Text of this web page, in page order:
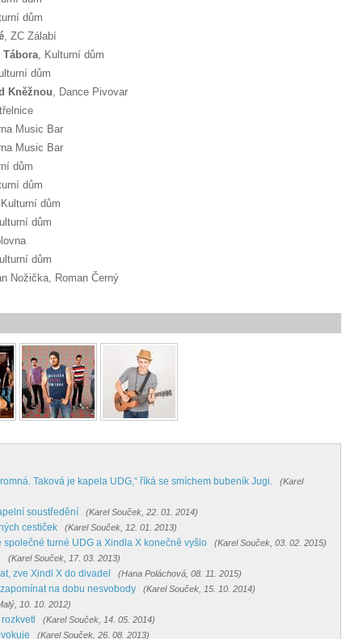
dům
, ZC Zálabí
, Kulturní dům
dům
Kněžnou , Dance Pivovar
Music Bar
Music Bar
dům
dům
, Kulturní dům
dům
dům
Nožička, Roman Černý
Taková je kapela UDG,“ říká se smíchem bubeník Jugi.
(Karel
soustředění (Karel Souček, 22. 01. 2014)
cestiček (Karel Souček, 12. 01. 2013)
společné turné UDG a Xindla X konečně vyšlo (Karel Souček, 03. 02. 2015)
(Karel Souček, 17. 03. 2013)
zve Xindl X do divadel (Hana Poláchová, 08. 11. 2015)
na dobu nesvobody (Karel Souček, 15. 10. 2014)
10. 10. 2012)
(Karel Souček, 14. 05. 2014)
(Karel Souček, 26. 08. 2013)